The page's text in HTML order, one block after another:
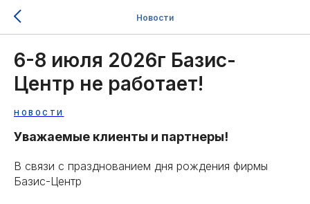
Новости
6-8 июля 2026г Базис-
Центр не работает!
НОВОСТИ
Уважаемые клиенты и партнеры!
В связи с празднованием дня рождения фирмы
Базис-Центр